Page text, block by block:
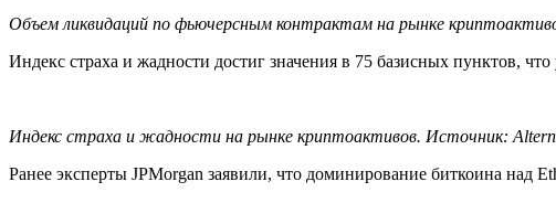
Объем ликвидаций по фьючерсным контрактам на рынке
Индекс страха и жадности достиг значения в 75 базисных пунктов,
Индекс страха и жадности на рынке криптоактивов. Источник:
Ранее эксперты JPMorgan заявили, что доминирование биткоина над